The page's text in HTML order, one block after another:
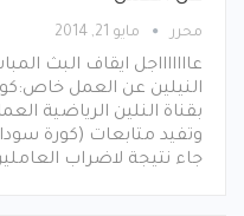
محرر مايو 21, 2014
عاااااااجل ايقاف البث
النيلين عن العمل
بقناة النلين الرياضية
وتفيد متابعات (كورة
جاء نتيجة لاضراب